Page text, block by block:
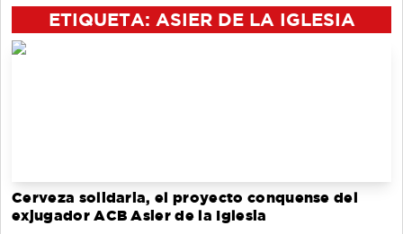
ETIQUETA: ASIER DE LA IGLESIA
Cerveza solidaria, el proyecto conquense del
exjugador ACB Asier de la Iglesia